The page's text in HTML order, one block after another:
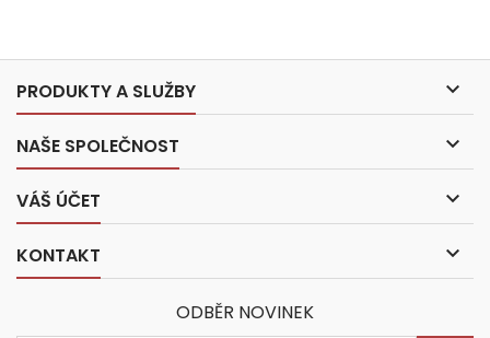
PRODUKTY A SLUŽBY 
NAŠE SPOLEČNOST 
VÁŠ ÚČET 
KONTAKT 
ODBĚR NOVINEK